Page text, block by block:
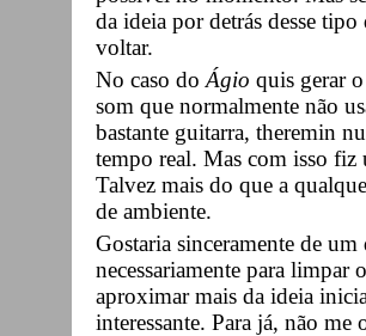
da ideia por detrás desse
voltar.
No caso do Ágio quis gerar
som que normalmente não
bastante guitarra, theremin
tempo real. Mas com isso
Talvez mais do que a
de ambiente.
Gostaria sinceramente de
necessariamente para
aproximar mais da ideia
interessante. Para já, não me